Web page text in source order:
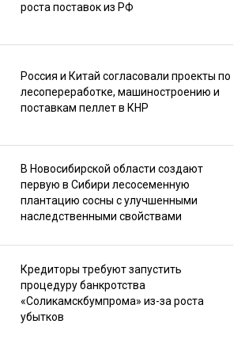
роста поставок из РФ
Россия и Китай согласовали проекты по
лесопереработке, машиностроению и
поставкам пеллет в КНР
В Новосибирской области создают
первую в Сибири лесосеменную
плантацию сосны с улучшенными
наследственными свойствами
Кредиторы требуют запустить
процедуру банкротства
«Соликамскбумпрома» из-за роста
убытков